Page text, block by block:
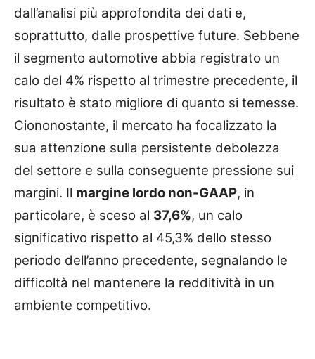
dall’analisi più approfondita dei dati e,
soprattutto, dalle prospettive future. Sebbene
il segmento automotive abbia registrato un
calo del 4% rispetto al trimestre precedente, il
risultato è stato migliore di quanto si temesse.
Ciononostante, il mercato ha focalizzato la
sua attenzione sulla persistente debolezza
del settore e sulla conseguente pressione sui
margini. Il margine lordo non-GAAP, in
particolare, è sceso al 37,6%, un calo
significativo rispetto al 45,3% dello stesso
periodo dell’anno precedente, segnalando le
difficoltà nel mantenere la redditività in un
ambiente competitivo.